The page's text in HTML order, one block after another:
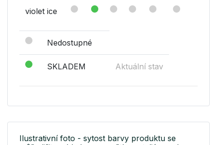
violet ice
Nedostupné
SKLADEM Aktuální stav
Ilustrativní foto - sytost barvy produktu se